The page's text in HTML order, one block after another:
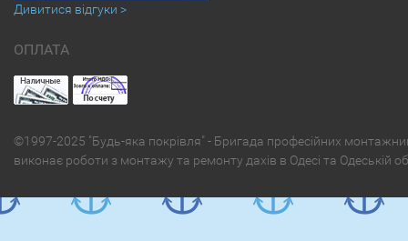
Дивитися відгуки >
ОПЛАТА
©1997-2025 "Будь-яка покрівля" - Бригада професійних
виконає роботи з монтажу та ремонту дахів в Одесі та Одеській